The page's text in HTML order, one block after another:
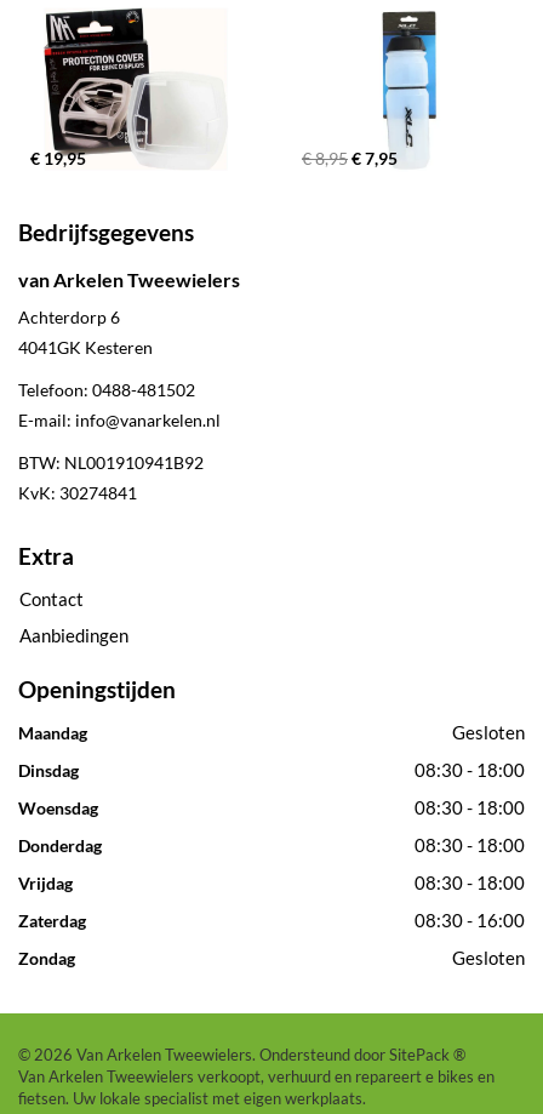
€ 19,95 € 8,95€ 7,95
Bedrijfsgegevens
van Arkelen Tweewielers
Achterdorp 6
4041GK Kesteren
Telefoon: 0488-481502
E-mail: info@vanarkelen.nl
BTW: NL001910941B92
KvK: 30274841
Extra
Contact
Aanbiedingen
Openingstijden
Maandag Gesloten
Dinsdag 08:30 - 18:00
Woensdag 08:30 - 18:00
Donderdag 08:30 - 18:00
Vrijdag 08:30 - 18:00
Zaterdag 08:30 - 16:00
Zondag Gesloten
© 2026 Van Arkelen Tweewielers. Ondersteund doorSitePack ®
Van Arkelen Tweewielers verkoopt, verhuurd en repareert e bikes en
fietsen. Uw lokale specialist met eigen werkplaats.